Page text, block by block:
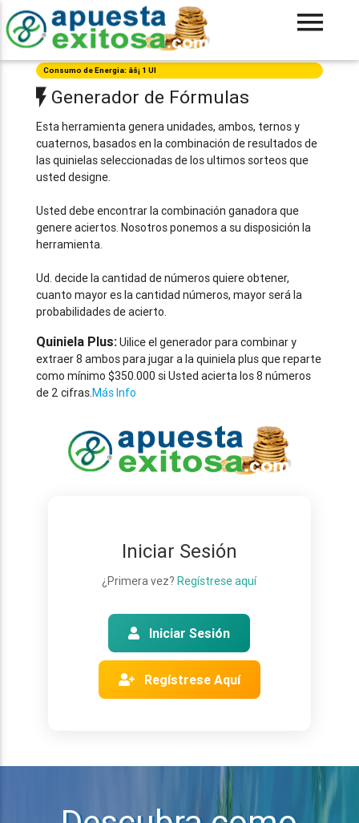
Consumo de Energia: âš¡ 1 UI
Generador de Fórmulas
Esta herramienta genera unidades, ambos, ternos y
cuaternos, basados en la combinación de resultados de
las quinielas seleccionadas de los ultimos sorteos que
usted designe.
Usted debe encontrar la combinación ganadora que
genere aciertos. Nosotros ponemos a su disposición la
herramienta.
Ud. decide la cantidad de números quiere obtener,
cuanto mayor es la cantidad números, mayor será la
probabilidades de acierto.
Quiniela Plus:Uilice el generador para combinar y
extraer 8 ambos para jugar a la quiniela plus que reparte
como mínimo $350.000 si Usted acierta los 8 números
de 2 cifras.Más Info
Iniciar Sesión
¿Primera vez?Regístrese aquí
Iniciar Sesión
Regístrese Aquí